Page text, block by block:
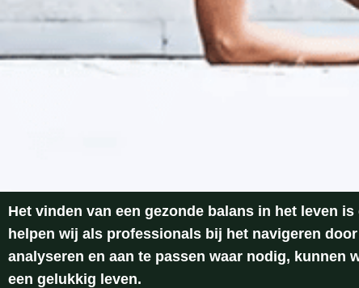
Het vinden van een gezonde balans in het leven
helpen wij als professionals bij het navigeren
analyseren en aan te passen waar nodig, kunnen
een gelukkig leven.